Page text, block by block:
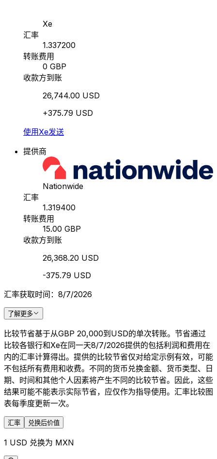
Xe
汇率
1.337200
转账费用
0 GBP
收款方到账
26,744.00 USD
+375.79 USD
使用Xe发送
提供商
Nationwide
汇率
1.319400
转账费用
15.00 GBP
收款方到账
26,368.20 USD
-375.79 USD
汇率获取时间：8/7/2026
了解更多
比较节省基于从GBP 20,000到USD的单次转账。节省通过
比较各银行和Xe在同一天8/7/2026提供的包括利润和费用在
内的汇率计算得出。提供的比较节省仅对给定示例有效，可能
不包括所有费用和收费。不同的货币兑换金额、货币类型、日
期、时间和其他个人因素将产生不同的比较节省。因此，这些
结果可能不能表示实际节省，应仅作为指导使用。汇率比较图
表每季度更新一次。
汇率 兑换后价值
1 USD 兑换为 MXN